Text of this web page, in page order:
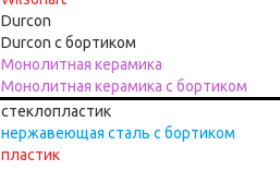
Durcon
Durcon с бортиком
Монолитная керамика
Монолитная керамика с бортиком
стеклопластик
нержавеющая сталь с бортиком
пластик